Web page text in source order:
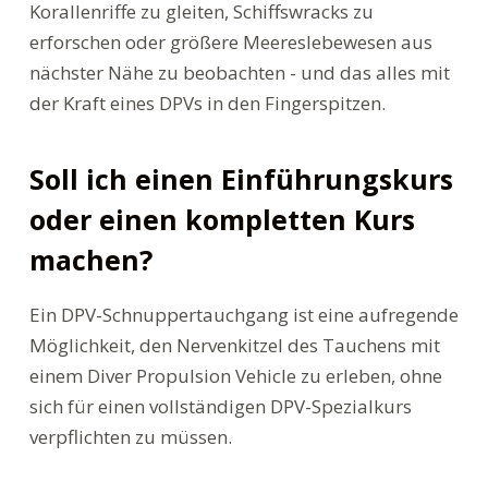
Korallenriffe zu gleiten, Schiffswracks zu
erforschen oder größere Meereslebewesen aus
nächster Nähe zu beobachten - und das alles mit
der Kraft eines DPVs in den Fingerspitzen.
Soll ich einen Einführungskurs
oder einen kompletten Kurs
machen?
Ein DPV-Schnuppertauchgang ist eine aufregende
Möglichkeit, den Nervenkitzel des Tauchens mit
einem Diver Propulsion Vehicle zu erleben, ohne
sich für einen vollständigen DPV-Spezialkurs
verpflichten zu müssen.